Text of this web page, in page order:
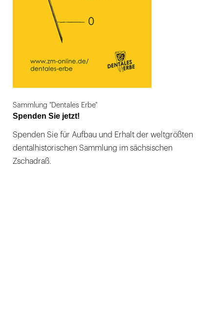
Sammlung "Dentales Erbe"
Spenden Sie jetzt!
Spenden Sie für Aufbau und Erhalt der weltgrößten
dentalhistorischen Sammlung im sächsischen
Zschadraß.